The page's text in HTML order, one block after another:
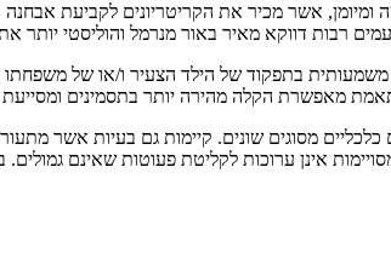
אשר מכיר את הקריטריונים לקביעת אבחנה
רבות דווקא מאיר באור מנרמל והוליסטי יותר
משמעותית בתפקוד של הילד הצעיר ו/או של
מאפשרת הקלה מהירה יותר בתסמינים
מסוגים שונים. קיימות גם בעיות אשר
אינן ערוכות לקליטת פעוטות שאינם